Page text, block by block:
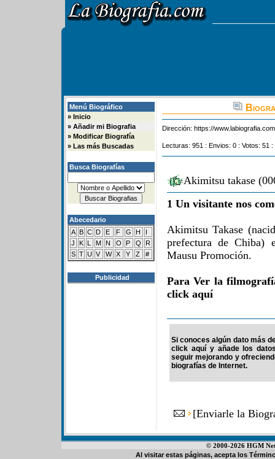
Menú Biográfico
» Inicio
» Añadir mi Biografia
» Modificar Biografía
» Las más Buscadas
Busca Biografías
Abecedario
A B C D E F G H
I
J
K L M N O P Q
R
S T U V W X Y Z #
Publicidad
Dirección: https://
Lecturas: 951 : Envios: 0 : Votos: 51
Akimitsu takase
1 Un visitante nos
Akimitsu Takase
prefectura de Chiba)
Mausu Promoción.
Para Ver la
click aquí
Si conoces algún dato más
click aquí y añade los
seguir mejorando y
biografías de Internet.
[Enviarle la
© 2000-2026 HGM
Al visitar estas páginas, acepta los